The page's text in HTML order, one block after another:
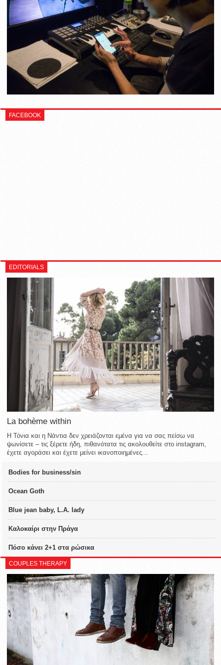
FACEBOOK
EDITORIALS
La bohème within
Η Τόνια και η Νάντια δεν χρειάζονται εμένα για να σας πείσω να
ψωνίσετε – τις ξέρετε ήδη, πιθανότατα τις ακολουθείτε στο instagram,
έχετε αγοράσει και έχετε μείνει ικανοποιημένες...
Bodies for business/sin
Ocean Goth
Blue jean baby, L.A. lady
Καλοκαίρι στην Πράγα
Πόσο κάνει 2+1 στα ρώσικα
COUPLES THERAPY